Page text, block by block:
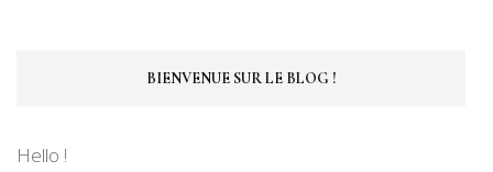
BIENVENUE SUR LE BLOG !
Hello !